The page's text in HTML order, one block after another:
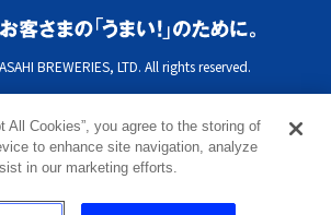
BREWERIES, LTD. All rights reserved.
All Cookies”, you agree to the storing of
to enhance site navigation, analyze
in our marketing efforts.